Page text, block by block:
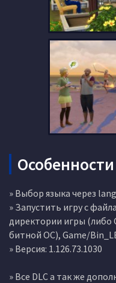
» Выбор языка через
» Запустить игру с
директории игры (либо
битной ОС), Game/
» Версия: 1.126.73.1030
» Все DLC а так же